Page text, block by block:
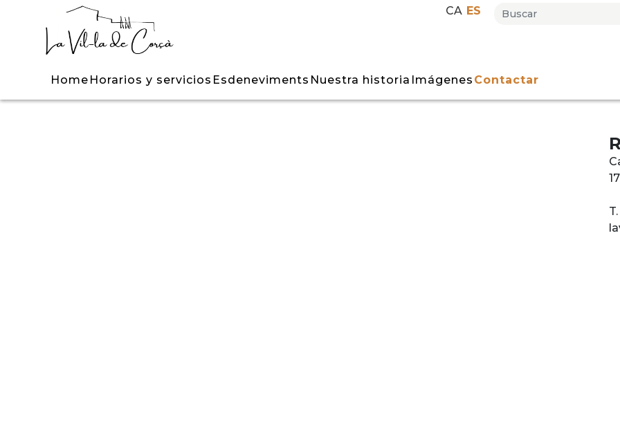
CA ES
Home Horarios y servicios Esdeneviments Nuestra historia Imágenes Contactar